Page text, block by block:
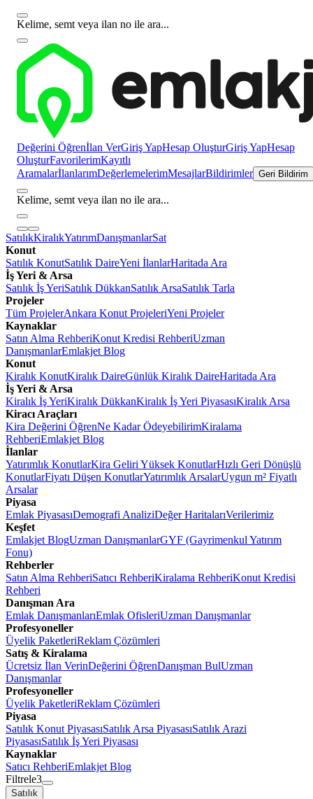
Kelime, semt veya ilan no ile ara...
Değerini Öğrenİlan VerGiriş YapHesap OluşturGiriş YapHesap
OluşturFavorilerimKayıtlı
AramalarİlanlarımDeğerlemelerimMesajlarBildirimler Geri Bildirim
Kelime, semt veya ilan no ile ara...
SatılıkKiralıkYatırımDanışmanlarSat
Konut
Satılık KonutSatılık DaireYeni İlanlarHaritada Ara
İş Yeri & Arsa
Satılık İş YeriSatılık DükkanSatılık ArsaSatılık Tarla
Projeler
Tüm ProjelerAnkara Konut ProjeleriYeni Projeler
Kaynaklar
Satın Alma RehberiKonut Kredisi RehberiUzman
DanışmanlarEmlakjet Blog
Konut
Kiralık KonutKiralık DaireGünlük Kiralık DaireHaritada Ara
İş Yeri & Arsa
Kiralık İş YeriKiralık DükkanKiralık İş Yeri PiyasasıKiralık Arsa
Kiracı Araçları
Kira Değerini ÖğrenNe Kadar ÖdeyebilirimKiralama
RehberiEmlakjet Blog
İlanlar
Yatırımlık KonutlarKira Geliri Yüksek KonutlarHızlı Geri Dönüşlü
KonutlarFiyatı Düşen KonutlarYatırımlık ArsalarUygun m² Fiyatlı
Arsalar
Piyasa
Emlak PiyasasıDemografi AnaliziDeğer HaritalarıVerilerimiz
Keşfet
Emlakjet BlogUzman DanışmanlarGYF (Gayrimenkul Yatırım
Fonu)
Rehberler
Satın Alma RehberiSatıcı RehberiKiralama RehberiKonut Kredisi
Rehberi
Danışman Ara
Emlak DanışmanlarıEmlak OfisleriUzman Danışmanlar
Profesyoneller
Üyelik PaketleriReklam Çözümleri
Satış & Kiralama
Ücretsiz İlan VerinDeğerini ÖğrenDanışman BulUzman
Danışmanlar
Profesyoneller
Üyelik PaketleriReklam Çözümleri
Piyasa
Satılık Konut PiyasasıSatılık Arsa PiyasasıSatılık Arazi
PiyasasıSatılık İş Yeri Piyasası
Kaynaklar
Satıcı RehberiEmlakjet Blog
Filtrele3
Satılık